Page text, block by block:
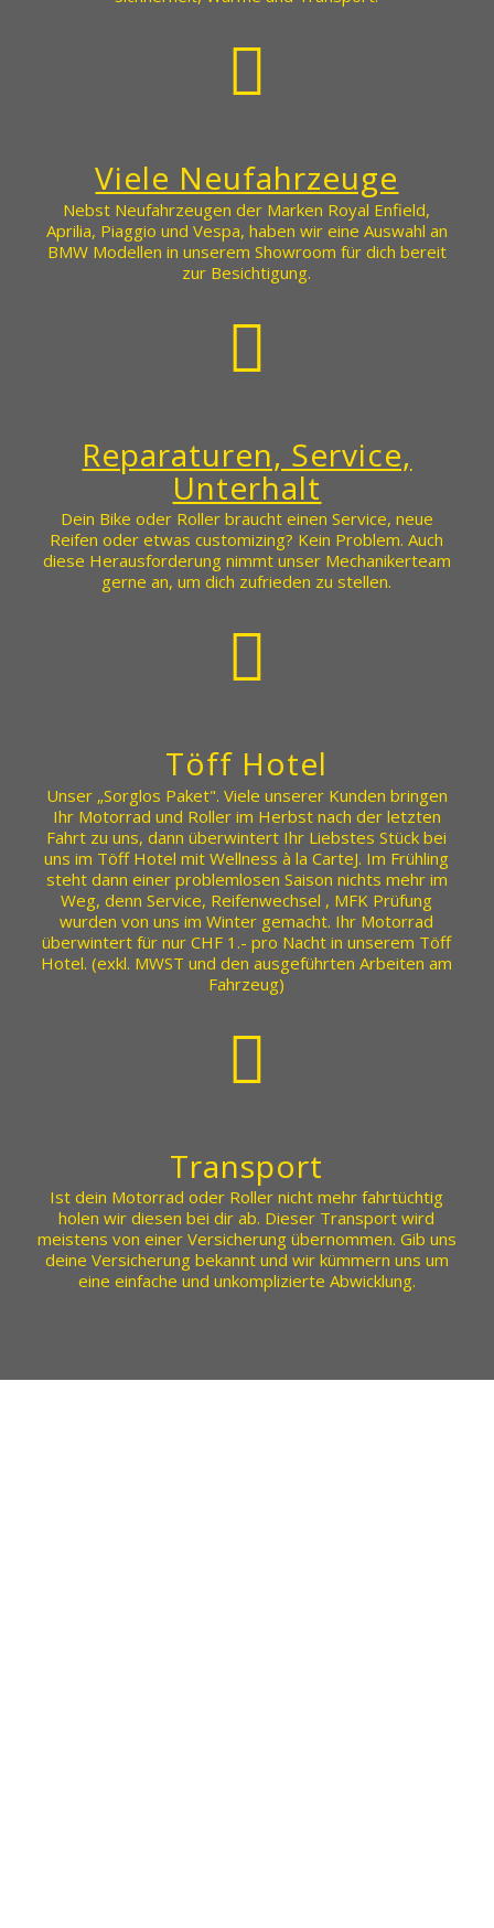
Viele Neufahrzeuge
Nebst Neufahrzeugen der Marken Royal Enfield,
Aprilia, Piaggio und Vespa, haben wir eine Auswahl an
BMW Modellen in unserem Showroom für dich bereit
zur Besichtigung.
Reparaturen, Service,
Unterhalt
Dein Bike oder Roller braucht einen Service, neue
Reifen oder etwas customizing? Kein Problem. Auch
diese Herausforderung nimmt unser Mechanikerteam
gerne an, um dich zufrieden zu stellen.
Töff Hotel
Unser „Sorglos Paket". Viele unserer Kunden bringen
Ihr Motorrad und Roller im Herbst nach der letzten
Fahrt zu uns, dann überwintert Ihr Liebstes Stück bei
uns im Töff Hotel mit Wellness à la CarteJ. Im Frühling
steht dann einer problemlosen Saison nichts mehr im
Weg, denn Service, Reifenwechsel , MFK Prüfung
wurden von uns im Winter gemacht. Ihr Motorrad
überwintert für nur CHF 1.- pro Nacht in unserem Töff
Hotel. (exkl. MWST und den ausgeführten Arbeiten am
Fahrzeug)
Transport
Ist dein Motorrad oder Roller nicht mehr fahrtüchtig
holen wir diesen bei dir ab. Dieser Transport wird
meistens von einer Versicherung übernommen. Gib uns
deine Versicherung bekannt und wir kümmern uns um
eine einfache und unkomplizierte Abwicklung.